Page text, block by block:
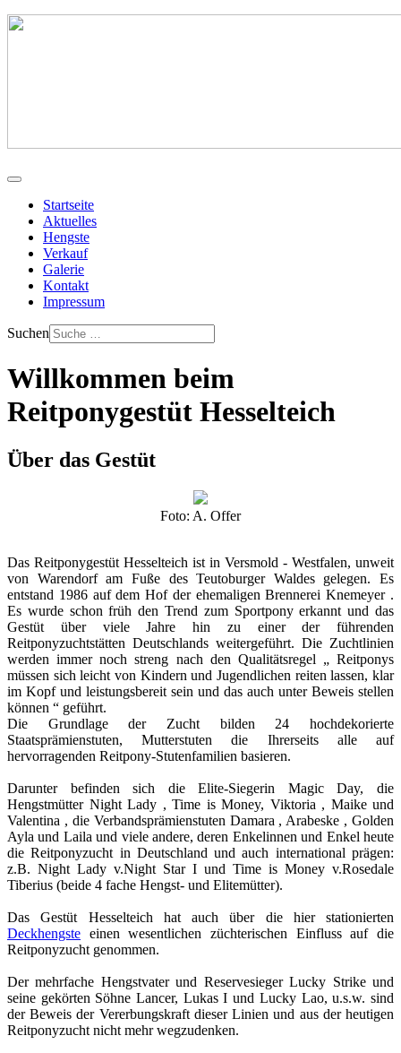
Startseite
Aktuelles
Hengste
Verkauf
Galerie
Kontakt
Impressum
Suchen
Willkommen beim
Reitponygestüt Hesselteich
Über das Gestüt
Foto: A. Offer
Das Reitponygestüt Hesselteich ist in Versmold - Westfalen, unweit
von Warendorf am Fuße des Teutoburger Waldes gelegen. Es
entstand 1986 auf dem Hof der ehemaligen Brennerei Knemeyer .
Es wurde schon früh den Trend zum Sportpony erkannt und das
Gestüt über viele Jahre hin zu einer der führenden
Reitponyzuchtstätten Deutschlands weitergeführt. Die Zuchtlinien
werden immer noch streng nach den Qualitätsregel „ Reitponys
müssen sich leicht von Kindern und Jugendlichen reiten lassen, klar
im Kopf und leistungsbereit sein und das auch unter Beweis stellen
können “ geführt.
Die Grundlage der Zucht bilden 24 hochdekorierte
Staatsprämienstuten, Mutterstuten die Ihrerseits alle auf
hervorragenden Reitpony-Stutenfamilien basieren.
Darunter befinden sich die Elite-Siegerin Magic Day, die
Hengstmütter Night Lady , Time is Money, Viktoria , Maike und
Valentina , die Verbandsprämienstuten Damara , Arabeske , Golden
Ayla und Laila und viele andere, deren Enkelinnen und Enkel heute
die Reitponyzucht in Deutschland und auch international prägen:
z.B. Night Lady v.Night Star I und Time is Money v.Rosedale
Tiberius (beide 4 fache Hengst- und Elitemütter).
Das Gestüt Hesselteich hat auch über die hier stationierten
Deckhengste einen wesentlichen züchterischen Einfluss auf die
Reitponyzucht genommen.
Der mehrfache Hengstvater und Reservesieger Lucky Strike und
seine gekörten Söhne Lancer, Lukas I und Lucky Lao, u.s.w. sind
der Beweis der Vererbungskraft dieser Linien und aus der heutigen
Reitponyzucht nicht mehr wegzudenken.